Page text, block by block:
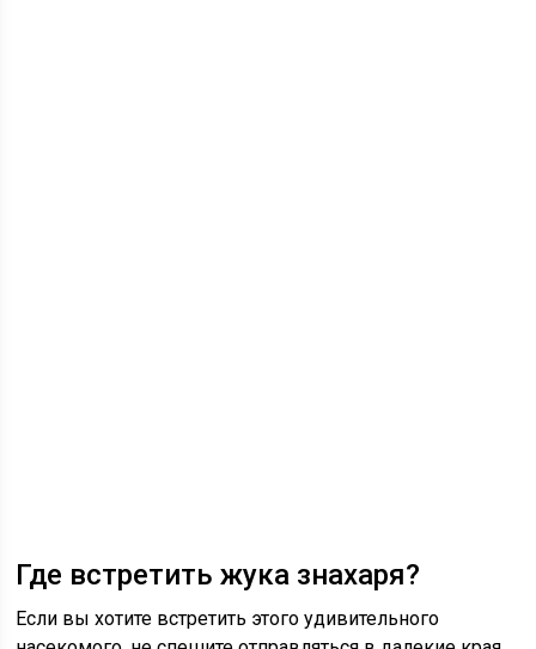
Где встретить жука знахаря?
Если вы хотите встретить этого удивительного